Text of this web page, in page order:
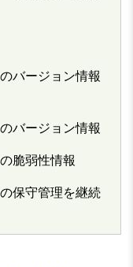
バージョン情報
バージョン情報
脆弱性情報
保守管理を継続